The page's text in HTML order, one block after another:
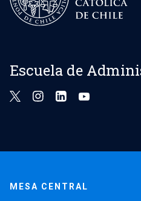
Escuela de
MESA CENTRAL